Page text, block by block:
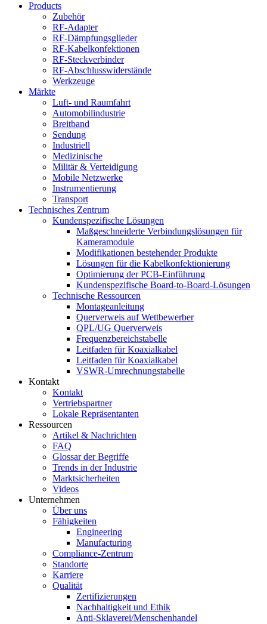
Products
Zubehör
RF-Adapter
RF-Dämpfungsglieder
RF-Kabelkonfektionen
RF-Steckverbinder
RF-Abschlusswiderstände
Werkzeuge
Märkte
Luft- und Raumfahrt
Automobilindustrie
Breitband
Sendung
Industriell
Medizinische
Militär & Verteidigung
Mobile Netzwerke
Instrumentierung
Transport
Technisches Zentrum
Kundenspezifische Lösungen
Maßgeschneiderte Verbindungslösungen für
Kameramodule
Modifikationen bestehender Produkte
Lösungen für die Kabelkonfektionierung
Optimierung der PCB-Einführung
Kundenspezifische Board-to-Board-Lösungen
Technische Ressourcen
Montageanleitung
Querverweis auf Wettbewerber
QPL/UG Querverweis
Frequenzbereichstabelle
Leitfaden für Koaxialkabel
Leitfaden für Koaxialkabel
VSWR-Umrechnungstabelle
Kontakt
Kontakt
Vertriebspartner
Lokale Repräsentanten
Ressourcen
Artikel & Nachrichten
FAQ
Glossar der Begriffe
Trends in der Industrie
Marktsicherheiten
Videos
Unternehmen
Über uns
Fähigkeiten
Engineering
Manufacturing
Compliance-Zentrum
Standorte
Karriere
Qualität
Zertifizierungen
Nachhaltigkeit und Ethik
Anti-Sklaverei/Menschenhandel